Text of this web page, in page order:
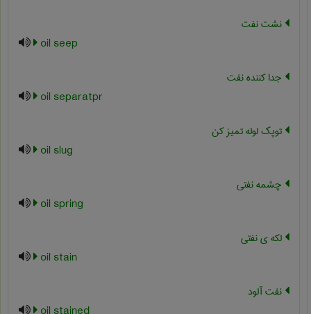
نشت نفت
oil seep
جدا کننده نفت
oil separatpr
توپک لوله تمیز کن
oil slug
چشمه نفتی
oil spring
لکه ی نفتی
oil stain
نفت آلود